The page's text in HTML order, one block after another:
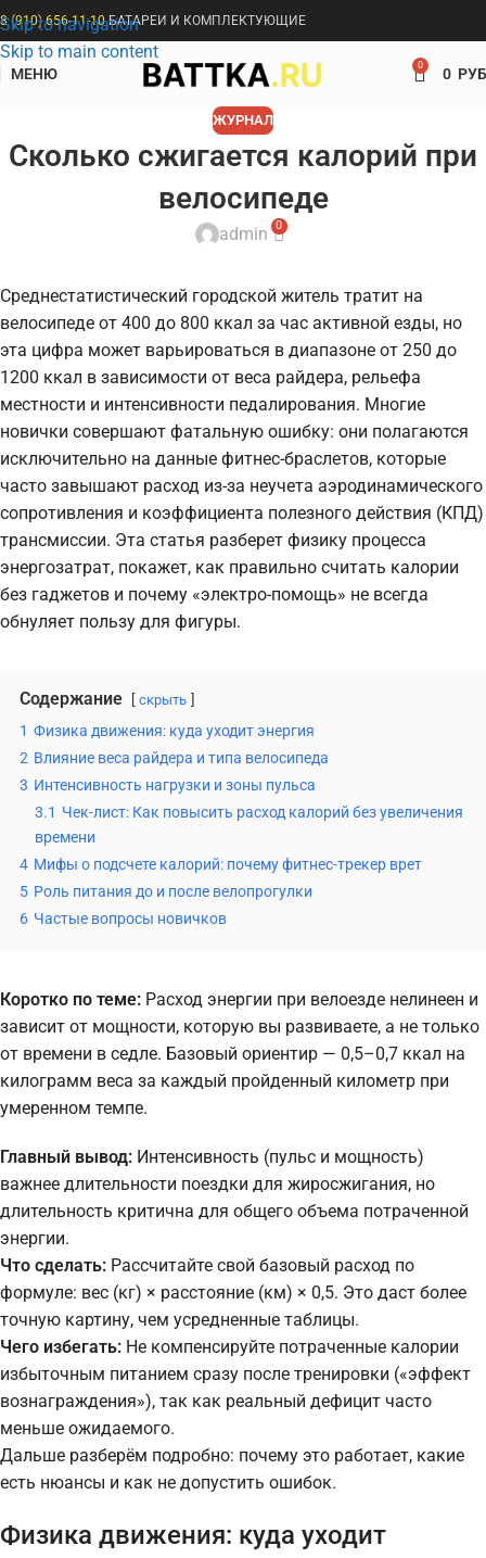
Skip to navigation
Skip to main content
8 (910) 656-11-10БАТАРЕИ И КОМПЛЕКТУЮЩИЕ
МЕНЮ 0 0
ЖУРНАЛ
Сколько сжигается калорий при
велосипеде
admin 0
Среднестатистический городской житель тратит на
велосипеде от 400 до 800 ккал за час активной езды, но
эта цифра может варьироваться в диапазоне от 250 до
1200 ккал в зависимости от веса райдера, рельефа
местности и интенсивности педалирования. Многие
новички совершают фатальную ошибку: они полагаются
исключительно на данные фитнес-браслетов, которые
часто завышают расход из-за неучета аэродинамического
сопротивления и коэффициента полезного действия (КПД)
трансмиссии. Эта статья разберет физику процесса
энергозатрат, покажет, как правильно считать калории
без гаджетов и почему «электро-помощь» не всегда
обнуляет пользу для фигуры.
Содержание скрыть
1 Физика движения: куда уходит энергия
2 Влияние веса райдера и типа велосипеда
3 Интенсивность нагрузки и зоны пульса
3.1 Чек-лист: Как повысить расход калорий без увеличения
времени
4 Мифы о подсчете калорий: почему фитнес-трекер врет
5 Роль питания до и после велопрогулки
6 Частые вопросы новичков
Коротко по теме: Расход энергии при велоезде нелинеен и
зависит от мощности, которую вы развиваете, а не только
от времени в седле. Базовый ориентир — 0,5–0,7 ккал на
килограмм веса за каждый пройденный километр при
умеренном темпе.
Главный вывод: Интенсивность (пульс и мощность)
важнее длительности поездки для жиросжигания, но
длительность критична для общего объема потраченной
энергии.
Что сделать: Рассчитайте свой базовый расход по
формуле: вес (кг) × расстояние (км) × 0,5. Это даст более
точную картину, чем усредненные таблицы.
Чего избегать: Не компенсируйте потраченные калории
избыточным питанием сразу после тренировки («эффект
вознаграждения»), так как реальный дефицит часто
меньше ожидаемого.
Дальше разберём подробно: почему это работает, какие
есть нюансы и как не допустить ошибок.
Физика движения: куда уходит